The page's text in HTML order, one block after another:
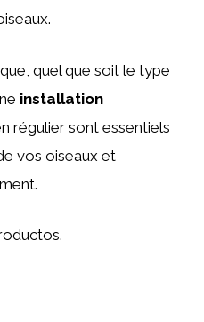
quel que soit le type
installation
régulier sont essentiels
vos oiseaux et